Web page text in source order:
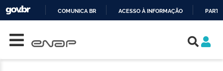
COMUNICA BR ACESSO À INFORMAÇÃO